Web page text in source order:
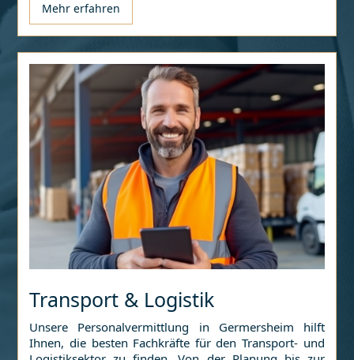
Mehr erfahren
Transport & Logistik
Unsere Personalvermittlung in Germersheim hilft
Ihnen, die besten Fachkräfte für den Transport- und